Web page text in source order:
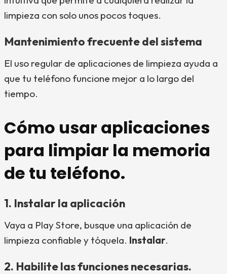
limpieza con solo unos pocos toques.
Mantenimiento frecuente del sistema
El uso regular de aplicaciones de limpieza ayuda a
que tu teléfono funcione mejor a lo largo del
tiempo.
Cómo usar aplicaciones
para limpiar la memoria
de tu teléfono.
1. Instalar la aplicación
Vaya a Play Store, busque una aplicación de
limpieza confiable y tóquela. Instalar.
2. Habilite las funciones necesarias.